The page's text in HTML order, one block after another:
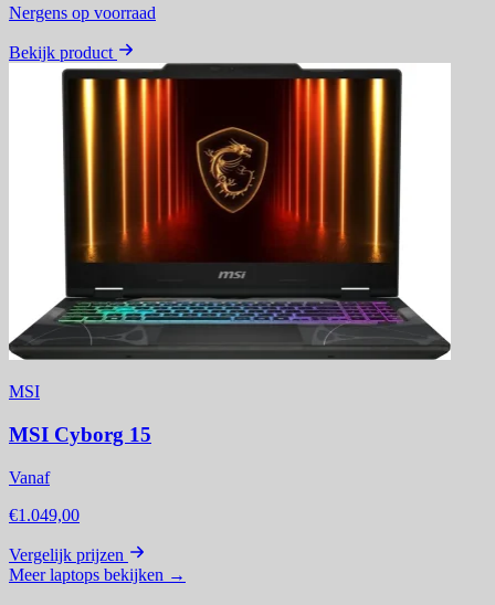
Nergens op voorraad
Bekijk product
MSI
MSI Cyborg 15
Vanaf
€1.049,00
Vergelijk prijzen
Meer laptops bekijken →